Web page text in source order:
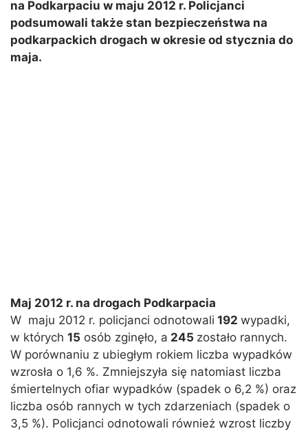
na Podkarpaciu w maju 2012 r. Policjanci
podsumowali także stan bezpieczeństwa na
podkarpackich drogach w okresie od stycznia do
maja.
Maj 2012 r. na drogach Podkarpacia
W maju 2012 r. policjanci odnotowali 192 wypadki,
w których 15 osób zginęło, a 245 zostało rannych.
W porównaniu z ubiegłym rokiem liczba wypadków
wzrosła o 1,6 %. Zmniejszyła się natomiast liczba
śmiertelnych ofiar wypadków (spadek o 6,2 %) oraz
liczba osób rannych w tych zdarzeniach (spadek o
3,5 %). Policjanci odnotowali również wzrost liczby